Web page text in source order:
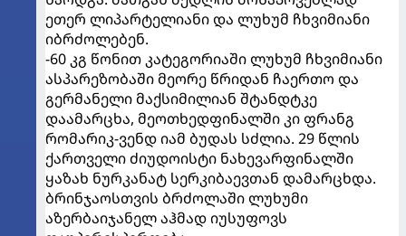
ეთერ ლიპარტელიანი და ლუხუმ ჩხვიმიანი
იბრძოლებენ.
-60 კგ წონით კატეგორიაში ლუხუმ ჩხვიმიანი
ასპარეზობაში მეორე წრიდან ჩაერთო და
გერმანელი მაქსიმილიან შტანდტკე
დაამარცხა, მეოთხედფინალში კი ფრანგ
რომარიკ-ვენდ იამ ბუდას სძლია. 29 წლის
ქართველი ძიუდოისტი ნახევარფინალში
ყაზახ ნურკანატ სერკიბაევთან დამარცხდა.
ბრინჯაოსთვის ბრძოლაში ლუხუმი
აზერბაიჯანელ აჰმად იუსუფოვს